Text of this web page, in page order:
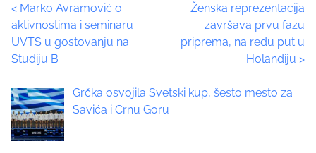
h
i
s
p
s
t
o
n
P
o
s
t
s
< Marko Avramović o
aktivnostima i seminaru
UVTS u gostovanju na
Studiju B
Ženska reprezentacija
završava prvu fazu
priprema, na redu put u
Holandiju >
Grčka osvojila Svetski kup, šesto mesto za
Savića i Crnu Goru